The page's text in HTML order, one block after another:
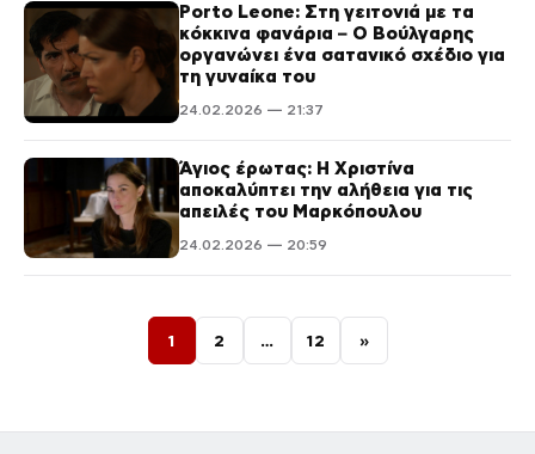
Porto Leone: Στη γειτονιά με τα
κόκκινα φανάρια – Ο Βούλγαρης
οργανώνει ένα σατανικό σχέδιο για
τη γυναίκα του
24.02.2026 — 21:37
Άγιος έρωτας: Η Χριστίνα
αποκαλύπτει την αλήθεια για τις
απειλές του Μαρκόπουλου
24.02.2026 — 20:59
Σελιδοποίηση άρθρων
1 2 … 12 »